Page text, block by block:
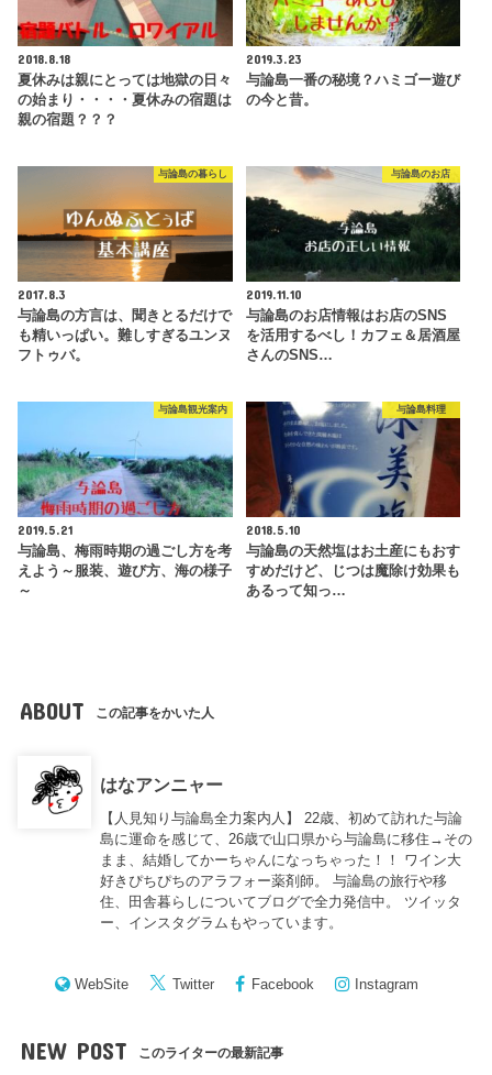
2018.8.18
夏休みは親にとっては地獄の日々
の始まり・・・・夏休みの宿題は
親の宿題？？？
2019.3.23
与論島一番の秘境？ハミゴー遊び
の今と昔。
与論島の暮らし
2017.8.3
与論島の方言は、聞きとるだけで
も精いっぱい。難しすぎるユンヌ
フトゥバ。
与論島のお店
2019.11.10
与論島のお店情報はお店のSNS
を活用するべし！カフェ＆居酒屋
さんのSNS…
与論島観光案内
2019.5.21
与論島、梅雨時期の過ごし方を考
えよう～服装、遊び方、海の様子
～
与論島料理
2018.5.10
与論島の天然塩はお土産にもおす
すめだけど、じつは魔除け効果も
あるって知っ…
ABOUT この記事をかいた人
はなアンニャー
【人見知り与論島全力案内人】 22歳、初めて訪れた与論
島に運命を感じて、26歳で山口県から与論島に移住→その
まま、結婚してかーちゃんになっちゃった！！ ワイン大
好きぴちぴちのアラフォー薬剤師。 与論島の旅行や移
住、田舎暮らしについてブログで全力発信中。 ツイッタ
ー、インスタグラムもやっています。
WebSite Twitter Facebook Instagram
NEW POST このライターの最新記事